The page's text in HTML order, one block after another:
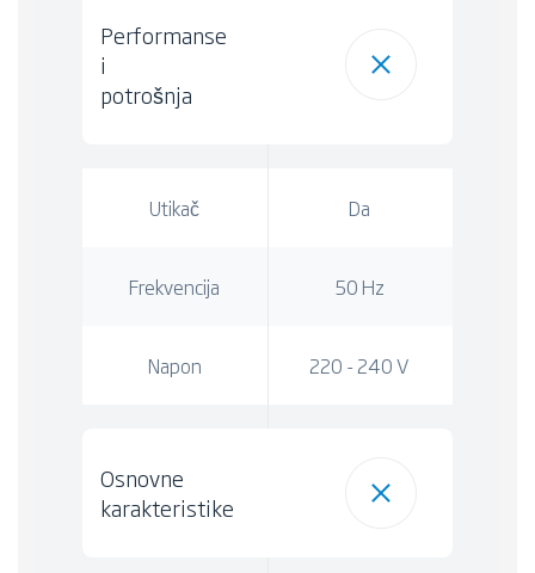
Performanse
i
potrošnja
Utikač Da
Frekvencija 50 Hz
Napon 220 - 240 V
Osnovne
karakteristike